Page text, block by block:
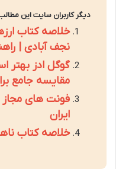
دیگر کاربران سایت این
خلاصه کتاب
نجف آبادی |
گوگل ادز
مقایسه جامع
فونت های مجاز
ایران
خلاصه کتاب